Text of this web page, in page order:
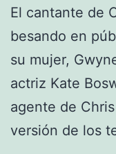
El cantante de
besando en
su mujer,
actriz Kate
agente de
versión de los